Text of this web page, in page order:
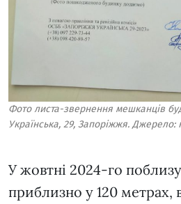
Фото листа-звернення мешканців
Українська, 29, Запоріжжя.
У жовтні 2024-го
приблизно у 120 метрах,